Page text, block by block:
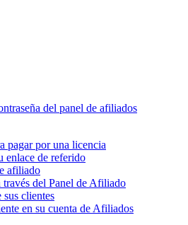
del panel de afiliados
pagar por una licencia
enlace de referido
afiliado
través del Panel de Afiliado
sus clientes
en su cuenta de Afiliados